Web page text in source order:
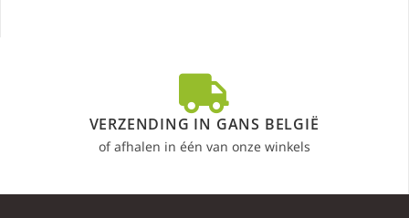
VERZENDING IN GANS BELGIË
of afhalen in één van onze winkels